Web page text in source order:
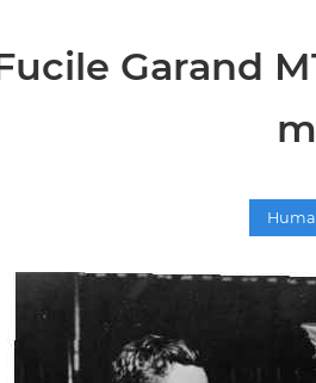
Garand